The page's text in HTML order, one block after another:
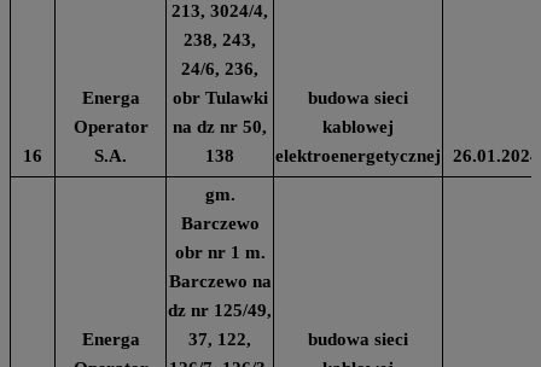
16
Energa
Operator
S.A.
213, 3024/4,
238, 243,
24/6, 236,
obr Tulawki
na dz nr 50,
138
budowa sieci
kablowej
elektroenergetycznej
26.01.2024
Energa
gm.
Barczewo
obr nr 1 m.
Barczewo na
dz nr 125/49,
37, 122,
budowa sieci